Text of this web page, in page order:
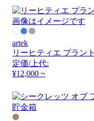
画像はイメージです
artek
リーヒティエ プラン
定価/上代:
¥12,000 ~